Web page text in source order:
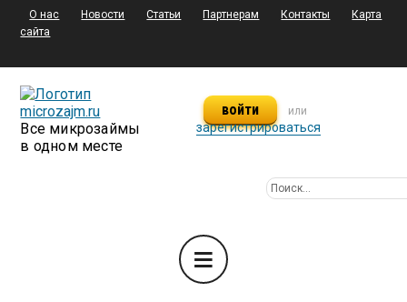
О нас Новости Статьи Партнерам Контакты
Карта
сайта
Все микрозаймы
в одном месте
войти или
зарегистрироваться